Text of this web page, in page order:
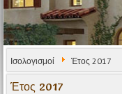
Ισολογισμοί Έτος 2017
Έτος 2017